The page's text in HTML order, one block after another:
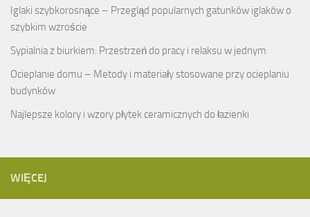
Iglaki szybkorosnące – Przegląd popularnych gatunków iglaków o
szybkim wzroście
Sypialnia z biurkiem: Przestrzeń do pracy i relaksu w jednym
Ocieplanie domu – Metody i materiały stosowane przy ocieplaniu
budynków
Najlepsze kolory i wzory płytek ceramicznych do łazienki
WIĘCEJ